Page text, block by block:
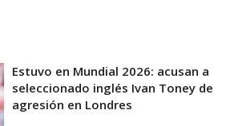
Estuvo en Mundial 2026: acusan a
seleccionado inglés Ivan Toney de
agresión en Londres